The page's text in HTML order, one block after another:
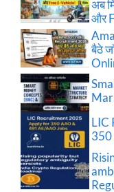
अब
और
बैठे
LIC
350